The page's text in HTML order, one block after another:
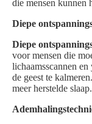
die mensen kunnen
Diepe
Diepe
voor mensen die
lichaamsscannen
de geest te
meer herstelde slaap.